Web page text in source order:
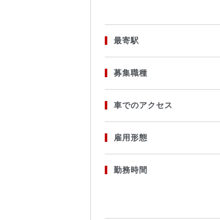
最寄駅
募集職種
車でのアクセス
雇用形態
勤務時間